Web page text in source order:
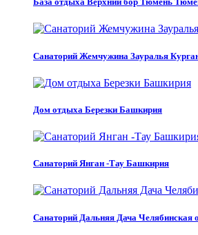
Санаторий Жемчужина Зауралья
Дом отдыха Березки Башкирия
Санаторий Янган -Тау Башкирия
Санаторий Дальняя Дача Челябинская